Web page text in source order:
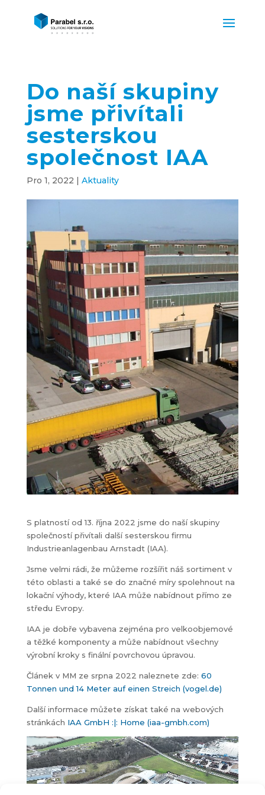
Do naší skupiny
jsme přivítali
sesterskou
společnost IAA
Pro 1, 2022 | Aktuality
S platností od 13. října 2022 jsme do naší skupiny
společností přivítali další sesterskou firmu
Industrieanlagenbau Arnstadt (IAA).
Jsme velmi rádi, že můžeme rozšířit náš sortiment v
této oblasti a také se do značné míry spolehnout na
lokační výhody, které IAA může nabídnout přímo ze
středu Evropy.
IAA je dobře vybavena zejména pro velkoobjemové
a těžké komponenty a může nabídnout všechny
výrobní kroky s finální povrchovou úpravou.
Článek v MM ze srpna 2022 naleznete zde: 60
Tonnen und 14 Meter auf einen Streich (vogel.de)
Další informace můžete získat také na webových
stránkách IAA GmbH :|: Home (iaa-gmbh.com)
Video
přehrávač